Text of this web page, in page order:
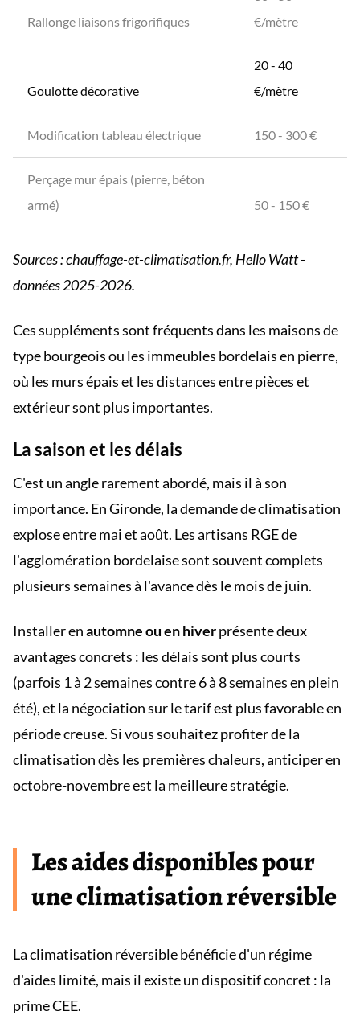
Rallonge liaisons frigorifiques
€/mètre
Goulotte décorative
20 - 40
€/mètre
Modification tableau électrique 150 - 300 €
Perçage mur épais (pierre, béton
armé)
50 - 150 €
Sources : chauffage-et-climatisation.fr, Hello Watt -
données 2025-2026.
Ces suppléments sont fréquents dans les maisons de
type bourgeois ou les immeubles bordelais en pierre,
où les murs épais et les distances entre pièces et
extérieur sont plus importantes.
La saison et les délais
C'est un angle rarement abordé, mais il à son
importance. En Gironde, la demande de climatisation
explose entre mai et août. Les artisans RGE de
l'agglomération bordelaise sont souvent complets
plusieurs semaines à l'avance dès le mois de juin.
Installer enautomne ou en hiverprésente deux
avantages concrets : les délais sont plus courts
(parfois 1 à 2 semaines contre 6 à 8 semaines en plein
été), et la négociation sur le tarif est plus favorable en
période creuse. Si vous souhaitez profiter de la
climatisation dès les premières chaleurs, anticiper en
octobre-novembre est la meilleure stratégie.
Les aides disponibles pour
une climatisation réversible
La climatisation réversible bénéficie d'un régime
d'aides limité, mais il existe un dispositif concret : la
prime CEE.